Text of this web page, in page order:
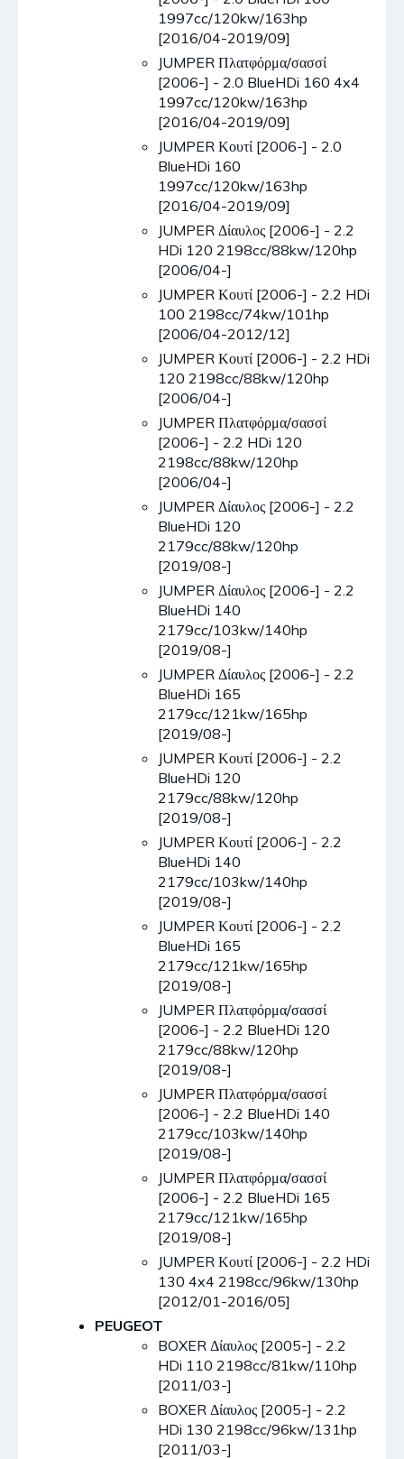
1997cc/120kw/163hp
[2016/04-2019/09]
JUMPER Πλατφόρμα/σασσί
[2006-] - 2.0 BlueHDi 160 4x4
1997cc/120kw/163hp
[2016/04-2019/09]
JUMPER Κουτί [2006-] - 2.0
BlueHDi 160
1997cc/120kw/163hp
[2016/04-2019/09]
JUMPER Δίαυλος [2006-] - 2.2
HDi 120 2198cc/88kw/120hp
[2006/04-]
JUMPER Κουτί [2006-] - 2.2 HDi
100 2198cc/74kw/101hp
[2006/04-2012/12]
JUMPER Κουτί [2006-] - 2.2 HDi
120 2198cc/88kw/120hp
[2006/04-]
JUMPER Πλατφόρμα/σασσί
[2006-] - 2.2 HDi 120
2198cc/88kw/120hp
[2006/04-]
JUMPER Δίαυλος [2006-] - 2.2
BlueHDi 120
2179cc/88kw/120hp
[2019/08-]
JUMPER Δίαυλος [2006-] - 2.2
BlueHDi 140
2179cc/103kw/140hp
[2019/08-]
JUMPER Δίαυλος [2006-] - 2.2
BlueHDi 165
2179cc/121kw/165hp
[2019/08-]
JUMPER Κουτί [2006-] - 2.2
BlueHDi 120
2179cc/88kw/120hp
[2019/08-]
JUMPER Κουτί [2006-] - 2.2
BlueHDi 140
2179cc/103kw/140hp
[2019/08-]
JUMPER Κουτί [2006-] - 2.2
BlueHDi 165
2179cc/121kw/165hp
[2019/08-]
JUMPER Πλατφόρμα/σασσί
[2006-] - 2.2 BlueHDi 120
2179cc/88kw/120hp
[2019/08-]
JUMPER Πλατφόρμα/σασσί
[2006-] - 2.2 BlueHDi 140
2179cc/103kw/140hp
[2019/08-]
JUMPER Πλατφόρμα/σασσί
[2006-] - 2.2 BlueHDi 165
2179cc/121kw/165hp
[2019/08-]
JUMPER Κουτί [2006-] - 2.2 HDi
130 4x4 2198cc/96kw/130hp
[2012/01-2016/05]
PEUGEOT
BOXER Δίαυλος [2005-] - 2.2
HDi 110 2198cc/81kw/110hp
[2011/03-]
BOXER Δίαυλος [2005-] - 2.2
HDi 130 2198cc/96kw/131hp
[2011/03-]